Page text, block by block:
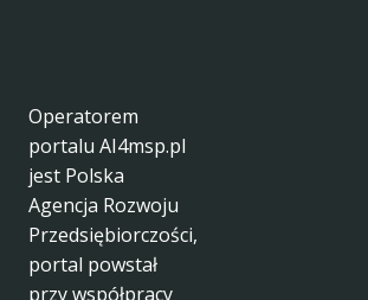
Operatorem
portalu AI4msp.pl
jest Polska
Agencja Rozwoju
Przedsiębiorczości,
portal powstał
przy współpracy